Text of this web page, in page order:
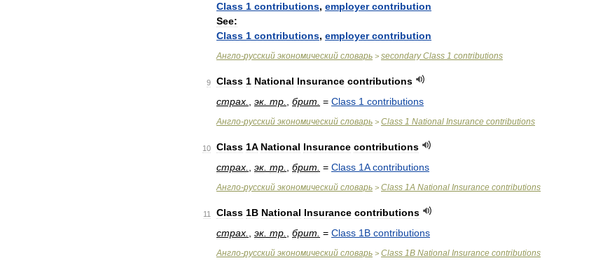
Class 1 contributions, employer contribution
See:
Class 1 contributions, employer contribution
Англо-русский экономический словарь > secondary Class 1 contributions
9 Class 1 National Insurance contributions
страх
эк тр брит = Class 1 contributions
Англо-русский экономический словарь > Class 1 National Insurance contributions
10 Class 1A National Insurance contributions
страх
эк тр брит = Class 1A contributions
Англо-русский экономический словарь > Class 1A National Insurance contributions
11 Class 1B National Insurance contributions
страх
эк тр брит = Class 1B contributions
Англо-русский экономический словарь > Class 1B National Insurance contributions